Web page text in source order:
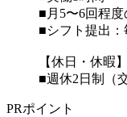
■月5〜6回程
■シフト提出：
【休日・休暇】
■週休2日制（
PRポイント